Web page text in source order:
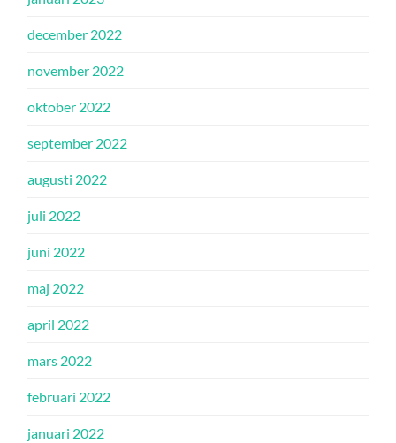
december 2022
november 2022
oktober 2022
september 2022
augusti 2022
juli 2022
juni 2022
maj 2022
april 2022
mars 2022
februari 2022
januari 2022